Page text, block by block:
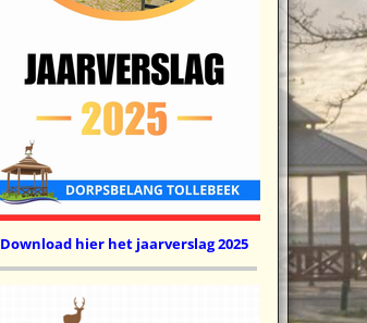
Download hier het jaarverslag 2025